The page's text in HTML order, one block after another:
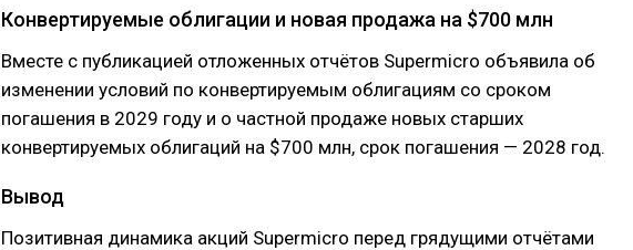
Конвертируемые облигации и новая продажа на $700 млн
Вместе с публикацией отложенных отчётов Supermicro объявила об
изменении условий по конвертируемым облигациям со сроком
погашения в 2029 году и о частной продаже новых старших
конвертируемых облигаций на $700 млн, срок погашения — 2028 год.
Вывод
Позитивная динамика акций Supermicro перед грядущими отчётами